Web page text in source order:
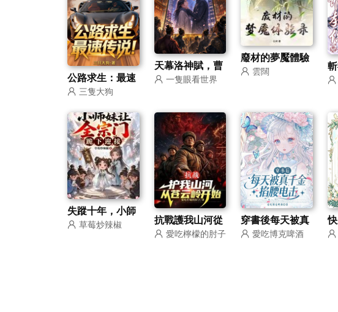
公路求生：最速
傳說三隻大狗
天幕洛神賦，曹
家父子社死
一隻眼看世界
廢材的夢魘體驗
錄 雲闊
失蹤十年，小師
妹讓全宗門跪下
草莓炒辣椒
抗戰護我山河從
蒼雲嶺開始
愛吃檸檬的肘子
穿書後每天被真
千金掐腰電擊
愛吃博克啤酒